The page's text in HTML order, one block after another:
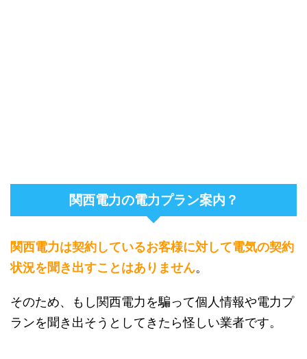
関西電力の電力プラン案内？
関西電力は契約しているお客様に対して電気の契約
状況を聞き出すことはありません。
そのため、もし関西電力を騙って個人情報や電力プ
ランを聞き出そうとしてきたら怪しい業者です。